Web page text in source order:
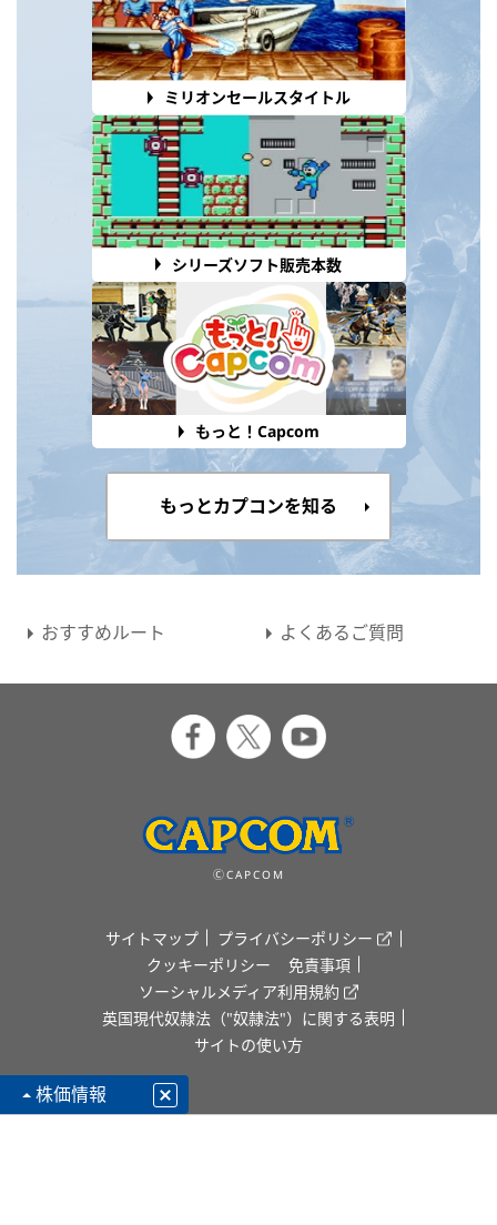
株価情報
ミリオンセールスタイトル
シリーズソフト販売本数
もっと！Capcom
もっとカプコンを知る
おすすめルート よくあるご質問
ⒸCAPCOM
サイトマップ
プライバシーポリシー
クッキーポリシー
免責事項
ソーシャルメディア利用規約
英国現代奴隷法（"奴隷法"）に関する表明
サイトの使い方